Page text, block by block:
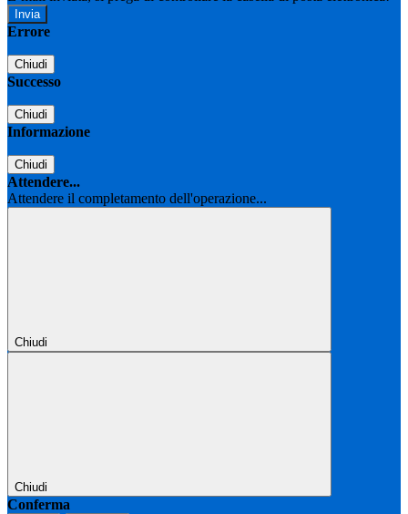
Errore
Chiudi
Successo
Chiudi
Informazione
Chiudi
Attendere...
Attendere il completamento dell'operazione...
Chiudi
Chiudi
Conferma